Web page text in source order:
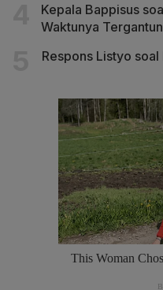
Kepala Bappisus
Waktunya
Respons Listyo